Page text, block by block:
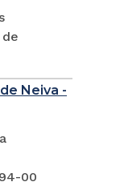
Neiva -
00